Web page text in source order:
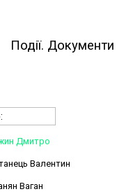
Події. Документи
Дмитро
Валентин
Ваган